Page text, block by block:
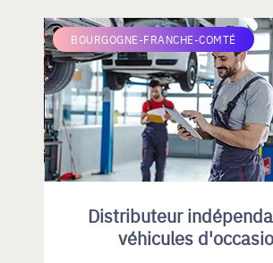
BOURGOGNE-FRANCHE-COMTÉ
Distributeur
véhicules